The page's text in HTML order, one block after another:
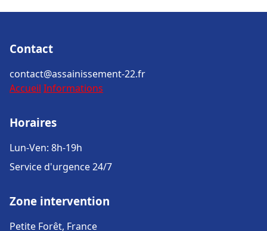
Contact
contact@assainissement-22.fr
Accueil Informations
Horaires
Lun-Ven: 8h-19h
Service d'urgence 24/7
Zone intervention
Petite Forêt, France